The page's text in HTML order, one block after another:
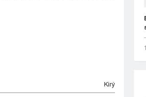
Kіrý